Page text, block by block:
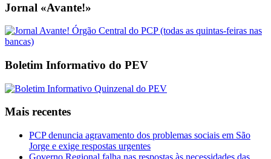
Jornal «Avante!»
Boletim Informativo do PEV
Mais recentes
PCP denuncia agravamento dos problemas sociais em São
Jorge e exige respostas urgentes